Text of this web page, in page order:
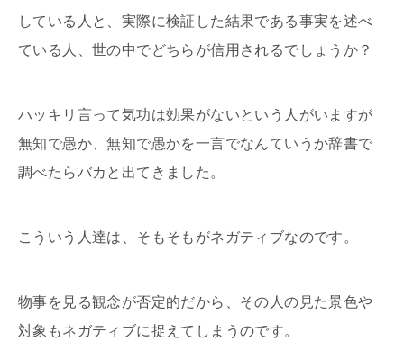
している人と、実際に検証した結果である事実を述べ
ている人、世の中でどちらが信用されるでしょうか？
ハッキリ言って気功は効果がないという人がいますが
無知で愚か、無知で愚かを一言でなんていうか辞書で
調べたらバカと出てきました。
こういう人達は、そもそもがネガティブなのです。
物事を見る観念が否定的だから、その人の見た景色や
対象もネガティブに捉えてしまうのです。